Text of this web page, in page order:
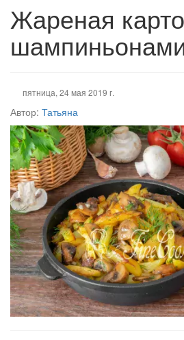
Жареная
пятница, 24 мая 2019 г.
Автор: Татьяна